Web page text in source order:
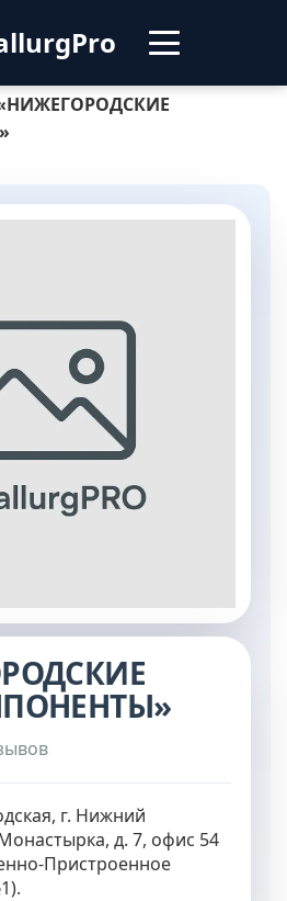
Новгород
г. Нижний
д. 7, офис 54
Пристроенное